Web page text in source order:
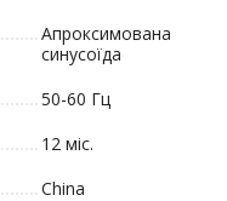
Апроксимована
синусоїда
50-60 Гц
12 міс.
China